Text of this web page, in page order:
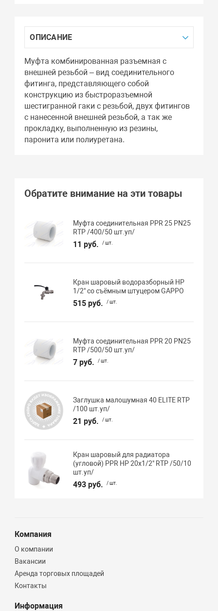
ОПИСАНИЕ
Муфта комбинированная разъемная с
внешней резьбой – вид соединительного
фитинга, представляющего собой
конструкцию из быстроразъемной
шестигранной гаки с резьбой, двух фитингов
с нанесенной внешней резьбой, а так же
прокладку, выполненную из резины,
паронита или полиуретана.
Обратите внимание на эти товары
Муфта соединительная PPR 25 PN25
RTP /400/50 шт.уп/
11 руб. / шт.
Кран шаровый водоразборный НР
1/2" со съёмным штуцером GAPPO
515 руб. / шт.
Муфта соединительная PPR 20 PN25
RTP /500/50 шт.уп/
7 руб. / шт.
Заглушка малошумная 40 ELITE RTP
/100 шт.уп/
21 руб. / шт.
Кран шаровый для радиатора
(угловой) PPR НР 20х1/2" RTP /50/10
шт.уп/
493 руб. / шт.
Компания
О компании
Вакансии
Аренда торговых площадей
Контакты
Информация